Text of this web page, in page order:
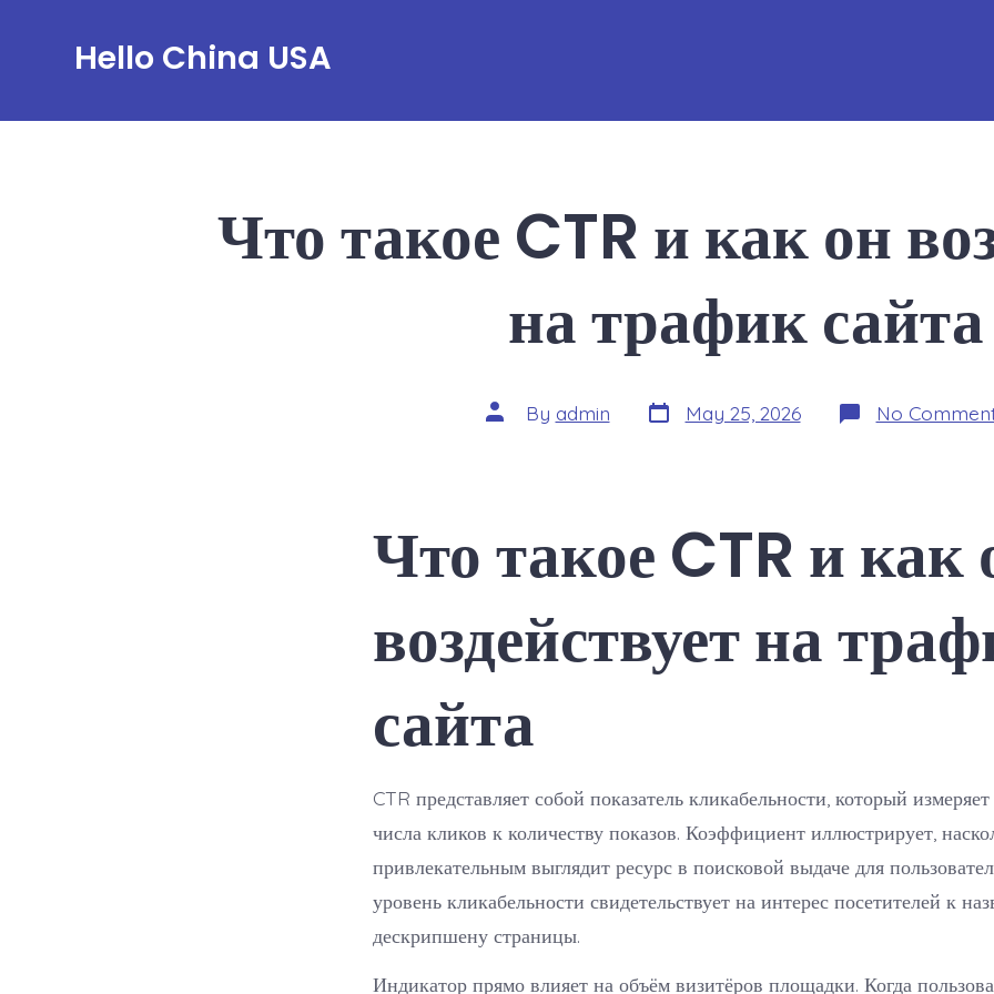
Hello China USA
Что такое CTR и как он
на трафик сайта
Post
author
By admin Post
date
May 25, 2026 No
Что такое CTR и как
воздействует на
сайта
CTR представляет собой показатель кликабельности, который
числа кликов к количеству показов. Коэффициент иллюстрирует,
привлекательным выглядит ресурс в поисковой выдаче для
уровень кликабельности свидетельствует на интерес посетителей к
дескрипшену страницы.
Индикатор прямо влияет на объём визитёров площадки. Когда